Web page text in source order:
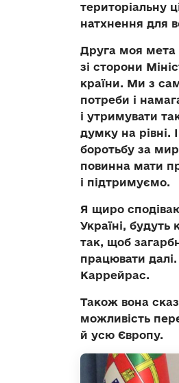
територіальну
натхнення для
Друга моя мета
зі сторони
країни. Ми з
потреби і
і утримувати
думку на
боротьбу за
повинна мати
і підтримуємо.
Я щиро
Україні, будуть
так, щоб
працювати
Каррейрас.
Також вона
можливість
й усю Європу.